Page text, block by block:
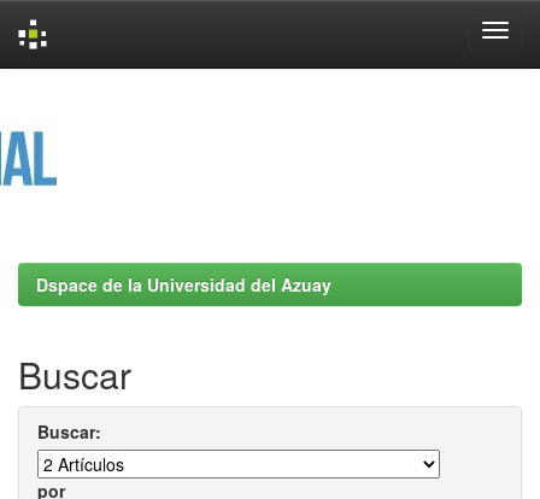
Dspace de la Universidad del Azuay
Buscar
Buscar:
por